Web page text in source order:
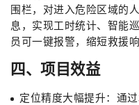
围栏，对进入危险区域的
息，实现工时统计、智能
员可一键报警，缩短救援响
四、项目效益
定位精度大幅提升：通